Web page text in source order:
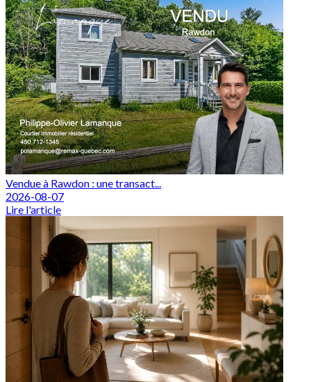
Vendue à Rawdon : une transact...
2026-08-07
Lire l'article